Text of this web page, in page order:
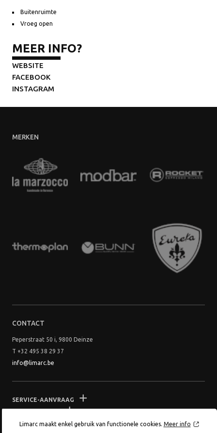
Limarc maakt enkel gebruik van functionele cookies. Meer info
Buitenruimte
Vroeg open
MEER INFO?
WEBSITE
FACEBOOK
INSTAGRAM
MERKEN
CONTACT
Peperstraat 50 i, 9800 Deinze
T +32 495 38 29 37
info@limarc.be
SERVICE-AANVRAAG